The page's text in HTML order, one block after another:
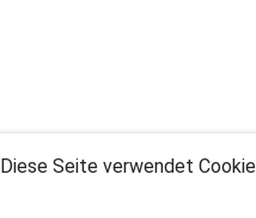
Diese Seite verwendet